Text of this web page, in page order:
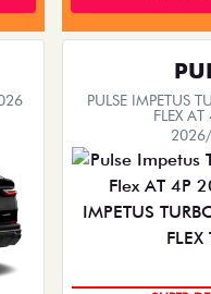
PULSE IMPETUS
FLEX